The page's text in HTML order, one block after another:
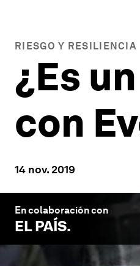
RIESGO Y RESILIENCIA
¿Es
con
14 nov. 2019
En colaboración con
EL PAÍS.